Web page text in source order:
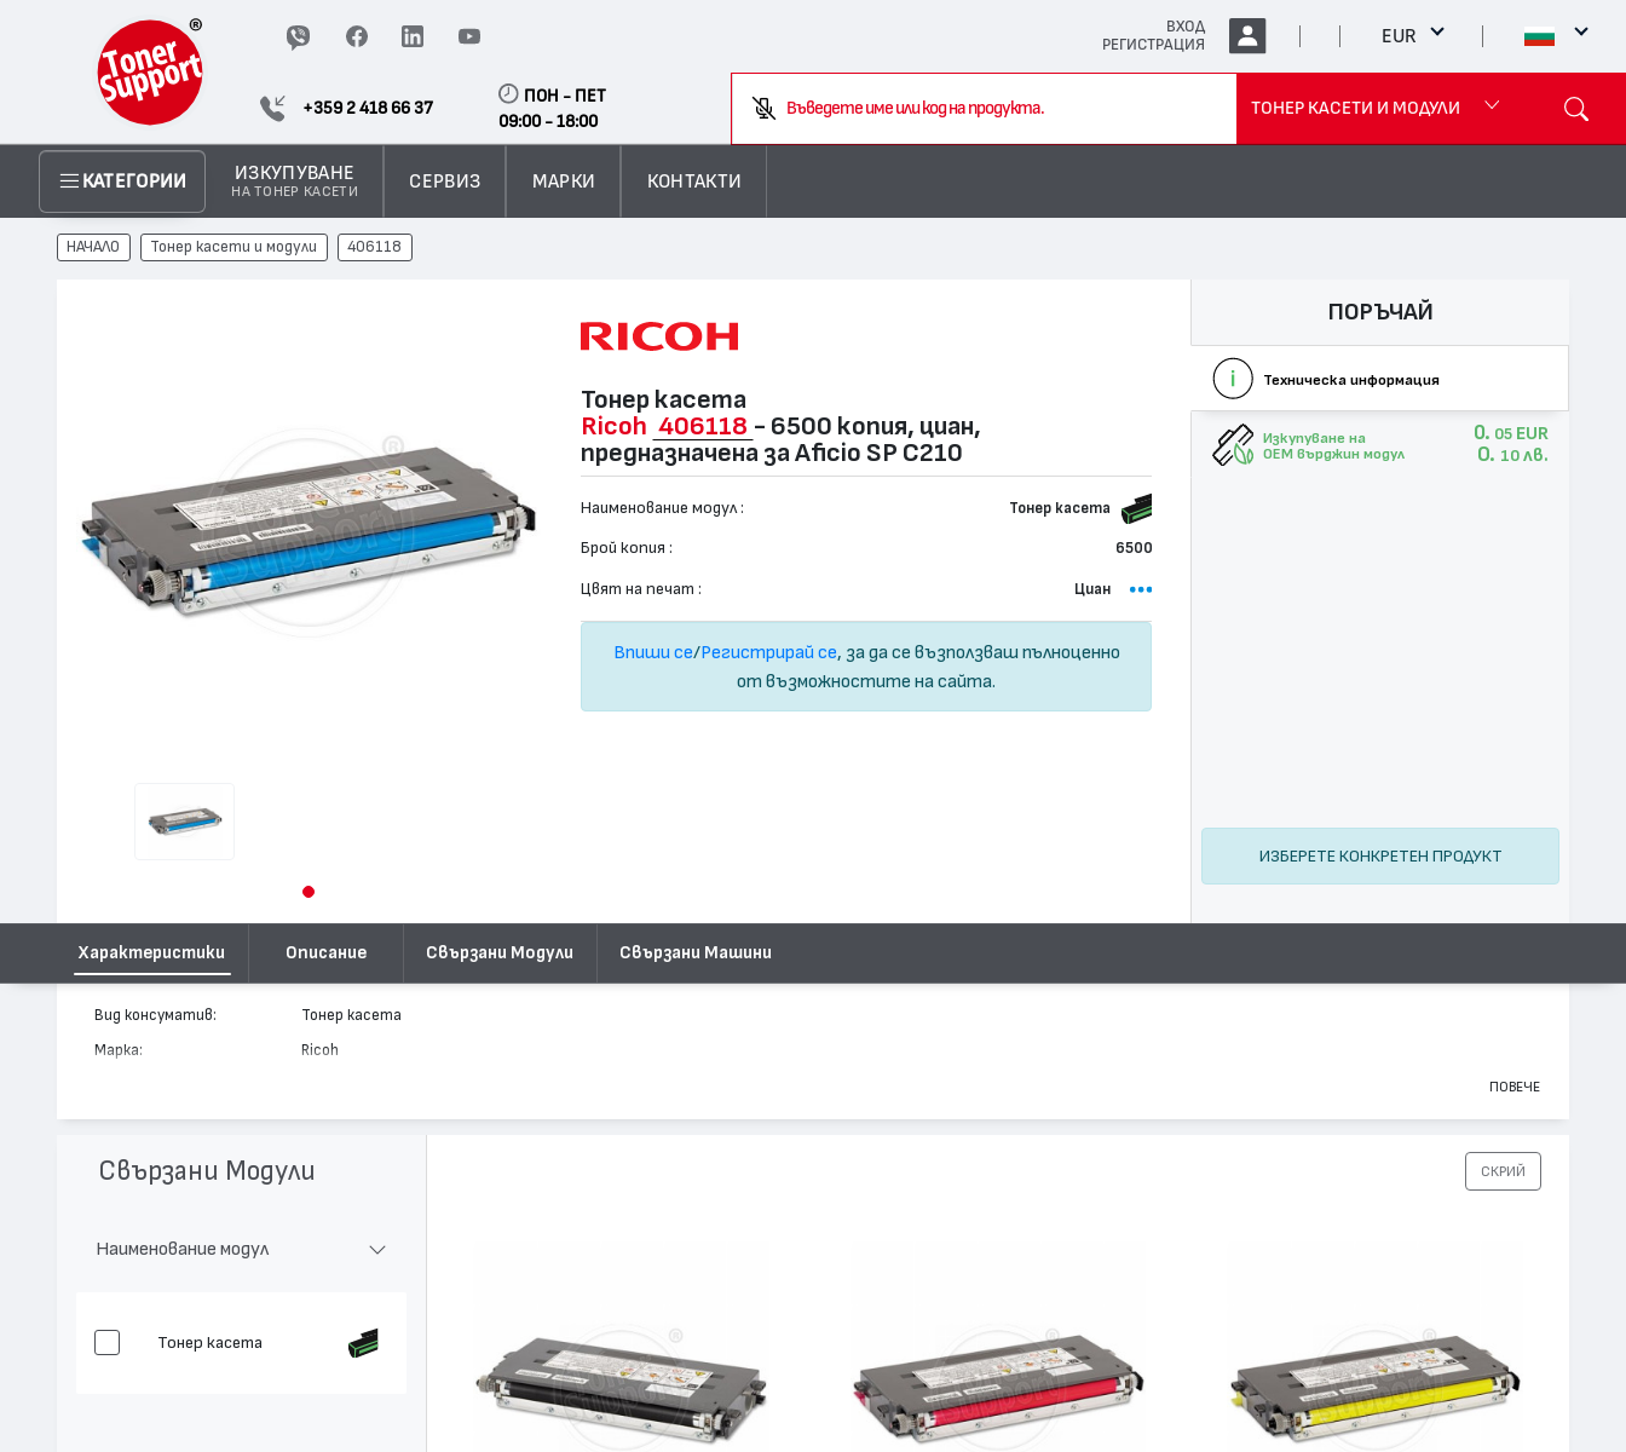
ВХОД
РЕГИСТРАЦИЯ
EUR
+359 2 418 66 37
ПОН - ПЕТ
09:00 - 18:00
Въведете име или код на продукта.
ТОНЕР КАСЕТИ И МОДУЛИ
КАТЕГОРИИ ИЗКУПУВАНЕ
НА ТОНЕР КАСЕТИ
СЕРВИЗ МАРКИ КОНТАКТИ
НАЧАЛО Тонер касети и модули 406118
Тонер касета
Ricoh 406118 - 6500 копия, циан,
предназначена за Aficio SP C210
Наименование модул : Тонер касета
Брой копия : 6500
Цвят на печат : Циан
Впиши се/Регистрирай се, за да се възползваш пълноценно
от възможностите на сайта.
ПОРЪЧАЙ
Техническа информация
Изкупуване на
OEM върджин модул
0. 05 EUR
0. 10 лв.
ИЗБЕРЕТЕ КОНКРЕТЕН ПРОДУКТ
Характеристики Описание Свързани Модули Свързани Машини
Вид консуматив: Тонер касета
Марка: Ricoh
Цвят: Циан
Капацитет:
ПОВЕЧЕ
Свързани Модули СКРИЙ
Наименование модул
Тонер касета